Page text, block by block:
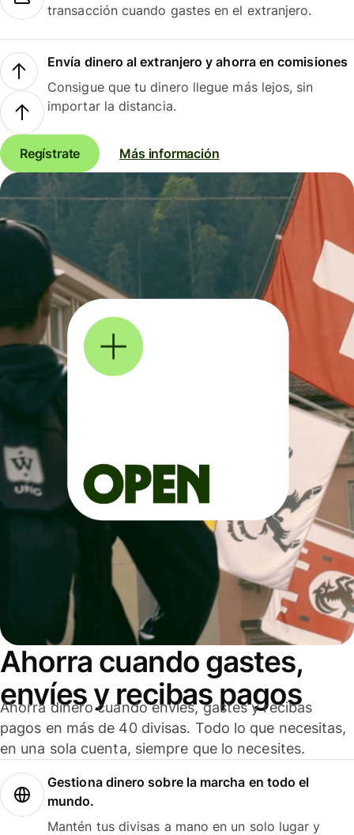
transacción cuando gastes en el extranjero.
Envía dinero al extranjero y ahorra en comisiones
Consigue que tu dinero llegue más lejos, sin
importar la distancia.
Regístrate Más información
Ahorra cuando gastes,
envíes y recibas pagos
Ahorra dinero cuando envíes, gastes y recibas
pagos en más de 40 divisas. Todo lo que necesitas,
en una sola cuenta, siempre que lo necesites.
Gestiona dinero sobre la marcha en todo el
mundo.
Mantén tus divisas a mano en un solo lugar y